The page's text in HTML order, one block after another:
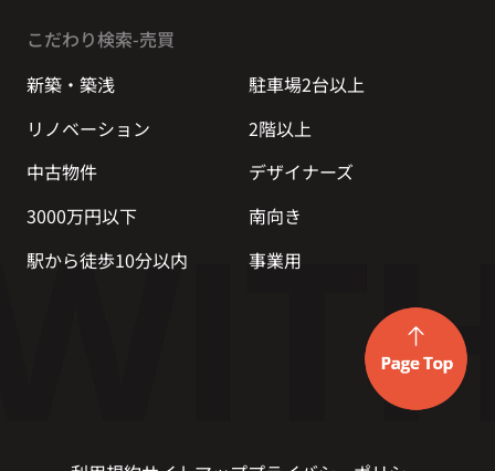
こだわり検索-売買
新築・築浅
駐車場2台以上
リノベーション
2階以上
中古物件
デザイナーズ
3000万円以下
南向き
駅から徒歩10分以内
事業用